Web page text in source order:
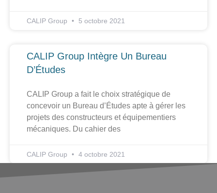
CALIP Group 5 octobre 2021
CALIP Group Intègre Un Bureau
D’Études
CALIP Group a fait le choix stratégique de
concevoir un Bureau d’Études apte à gérer les
projets des constructeurs et équipementiers
mécaniques. Du cahier des
CALIP Group 4 octobre 2021